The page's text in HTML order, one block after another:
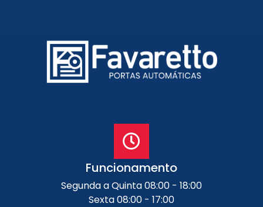
Funcionamento
Segunda a Quinta 08:00 - 18:00
Sexta 08:00 - 17:00